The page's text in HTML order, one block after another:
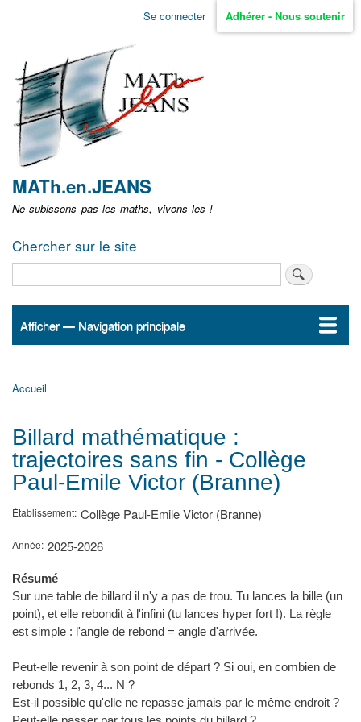
Aller
non
identifié
Se connecter Adhérer - Nous soutenir
MATh.en.JEANS
Ne subissons pas les maths, vivons les !
Chercher sur le site
Navigation
Afficher — Navigation principale
Accueil
ActualitésMATh.en.JEANS ?
Régions et Ateliers
Créer, gérer un atelier
Sujets/Publications
Congrès
d'Ariane
Accueil
Billard mathématique :
trajectoires sans fin - Collège
Paul-Emile Victor (Branne)
Établissement Collège Paul-Emile Victor (Branne)
Année 2025-2026
Résumé
Sur une table de billard il n'y a pas de trou. Tu lances la bille (un
point), et elle rebondit à l'infini (tu lances hyper fort !). La règle
est simple : l'angle de rebond = angle d'arrivée.
Peut-elle revenir à son point de départ ? Si oui, en combien de
rebonds 1, 2, 3, 4... N ?
Est-il possible qu'elle ne repasse jamais par le même endroit ?